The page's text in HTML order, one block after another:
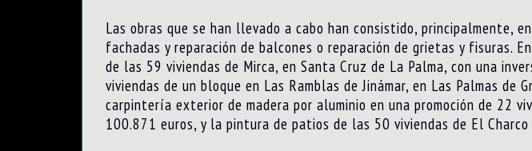
Las obras que se han llevado a cabo han consistido, principalmente,
fachadas y reparación de balcones o reparación de grietas y fisuras.
de las 59 viviendas de Mirca, en Santa Cruz de La Palma, con una
viviendas de un bloque en Las Ramblas de Jinámar, en Las Palmas de
carpintería exterior de madera por aluminio en una promoción de 22
100.871 euros, y la pintura de patios de las 50 viviendas de El